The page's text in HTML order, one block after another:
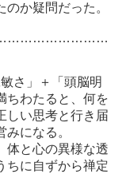
か疑問だった。
さ」＋「頭脳明
ちわたると、何を
しい思考と行き届
になる。
体と心の異様な透
ちに自ずから禅定